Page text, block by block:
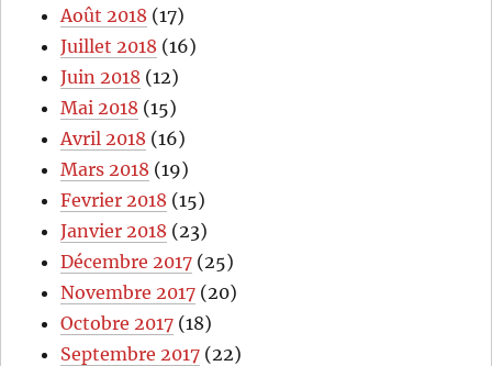
Août 2018 (17)
Juillet 2018 (16)
Juin 2018 (12)
Mai 2018 (15)
Avril 2018 (16)
Mars 2018 (19)
Fevrier 2018 (15)
Janvier 2018 (23)
Décembre 2017 (25)
Novembre 2017 (20)
Octobre 2017 (18)
Septembre 2017 (22)